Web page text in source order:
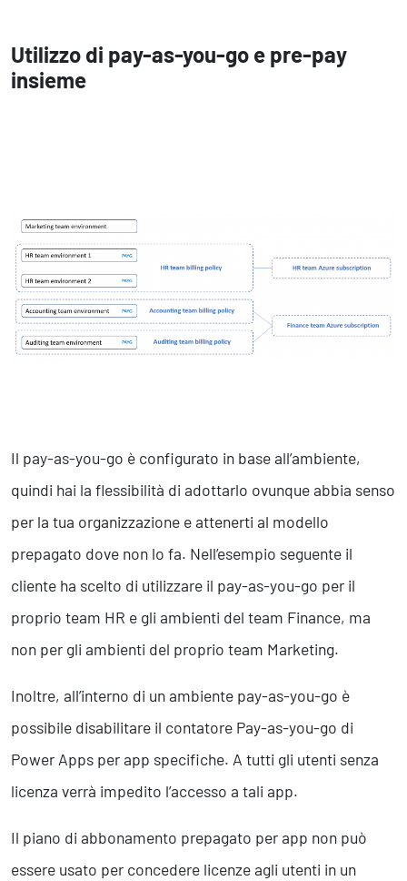
Utilizzo di pay-as-you-go e pre-pay
insieme
Il pay-as-you-go è configurato in base all’ambiente,
quindi hai la flessibilità di adottarlo ovunque abbia senso
per la tua organizzazione e attenerti al modello
prepagato dove non lo fa. Nell’esempio seguente il
cliente ha scelto di utilizzare il pay-as-you-go per il
proprio team HR e gli ambienti del team Finance, ma
non per gli ambienti del proprio team Marketing.
Inoltre, all’interno di un ambiente pay-as-you-go è
possibile disabilitare il contatore Pay-as-you-go di
Power Apps per app specifiche. A tutti gli utenti senza
licenza verrà impedito l’accesso a tali app.
Il piano di abbonamento prepagato per app non può
essere usato per concedere licenze agli utenti in un